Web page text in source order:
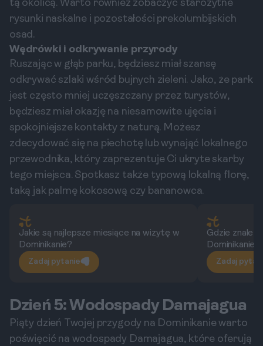
tą okolicą. Warto również zobaczyć starożytne
rysunki naskalne i pozostałości prekolumbijskich
osad.
Wędrówki i odkrywanie przyrody
Ruszając w głąb parku, będziesz miał szansę
odkrywać szlaki wśród bujnych zieleni. Jako, że park
jest często mniej uczęszczany przez turystów,
będziesz miał okazję na niesamowite ujęcia i
spokojniejsze kontakty z naturą. Możesz
zdecydować się na piechotę lub wynająć lokalnego
przewodnika, który zaprezentuje Ci ukryte skarby
tego miejsca. Spotkasz także typową lokalną florę,
taką jak palmę kokosową czy bananowca.
Jakie są najlepsze miesiące na wizytę w
Dominikanie?
Zadaj pytanie
Gdzie
Dominikanie?
Zadaj
Dzień 5: Wodospady Damajagua
Piąty dzień Twojej przygody na Dominikanie warto
poświęcić na wodospady Damajagua, które oferują